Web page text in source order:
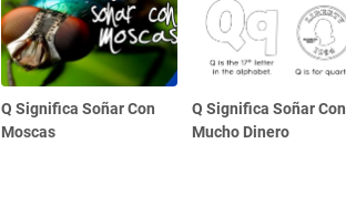
Q Significa Soñar Con
Moscas
Q Significa Soñar Con
Mucho Dinero